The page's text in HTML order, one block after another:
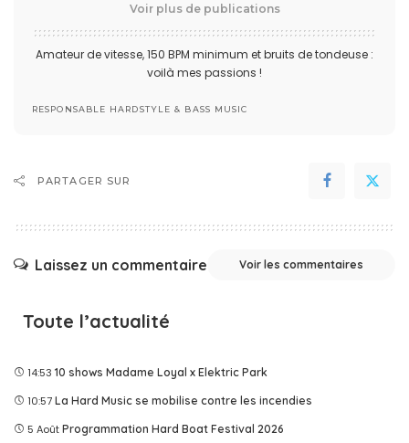
Voir plus de publications
Amateur de vitesse, 150 BPM minimum et bruits de tondeuse :
voilà mes passions !
RESPONSABLE HARDSTYLE & BASS MUSIC
PARTAGER SUR
Laissez un commentaire Voir les commentaires
Toute l’actualité
14:53 10 shows Madame Loyal x Elektric Park
10:57 La Hard Music se mobilise contre les incendies
5 Août Programmation Hard Boat Festival 2026